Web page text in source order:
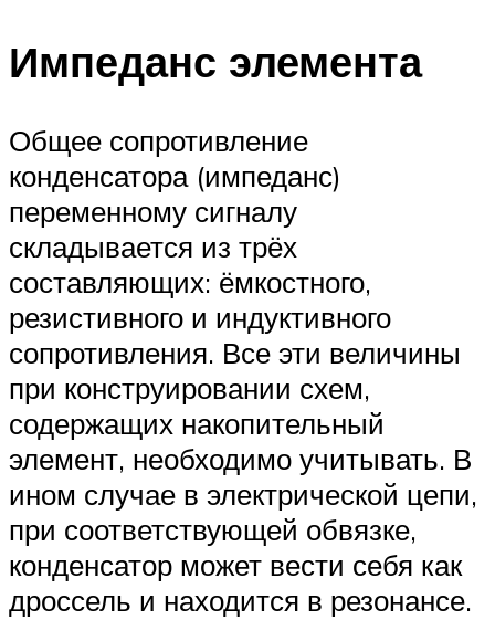
Импеданс элемента
Общее сопротивление
конденсатора (импеданс)
переменному сигналу
складывается из трёх
составляющих: ёмкостного,
резистивного и индуктивного
сопротивления. Все эти величины
при конструировании схем,
содержащих накопительный
элемент, необходимо учитывать. В
ином случае в электрической цепи,
при соответствующей обвязке,
конденсатор может вести себя как
дроссель и находится в резонансе.